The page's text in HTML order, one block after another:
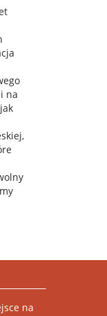
na
na